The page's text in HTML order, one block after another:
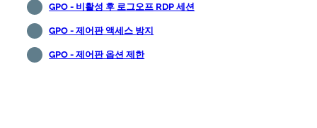
GPO - 비활성 후 로그오프 RDP 세션
GPO - 제어판 액세스 방지
GPO - 제어판 옵션 제한